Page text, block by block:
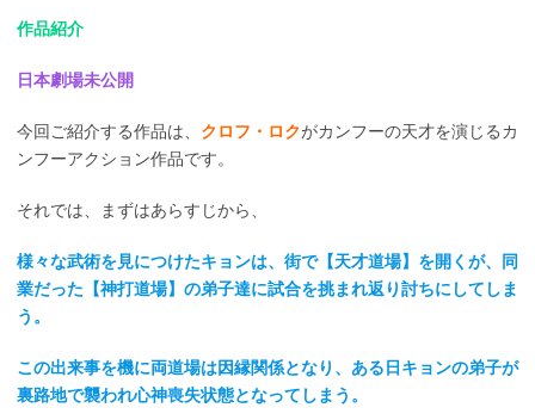
作品紹介
日本劇場未公開
今回ご紹介する作品は、 クロフ・ロクがカンフーの天才を演じるカ
ンフーアクション作品です。
それでは、まずはあらすじから、
様々な武術を見につけたキョンは、街で【天才道場】を開くが、同
業だった【神打道場】の弟子達に試合を挑まれ返り討ちにしてしま
う。
この出来事を機に両道場は因縁関係となり、ある日キョンの弟子が
裏路地で襲われ心神喪失状態となってしまう。